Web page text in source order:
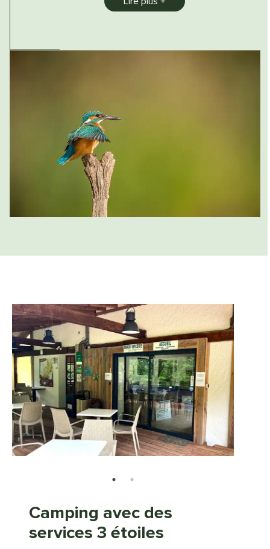
issu de forêts éco-gérées
mise en place: compostage, tri sélectif
pratiques. Lumière du camping, éteinte à 23h
Nous impliquons nos producteurs par Circuit court
: nous privilégions les produits de fabrication locale pour
l’épicerie et pour le snack
Camping avec des
services 3 étoiles